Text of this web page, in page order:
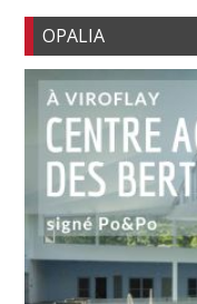
OPALIA